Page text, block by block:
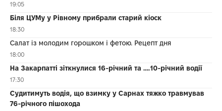
19:05
Біля ЦУМу у Рівному прибрали старий кіоск
18:30
Салат із молодим горошком і фетою. Рецепт дня
18:00
На Закарпатті зіткнулися 16-річний та ….10-річний водії
17:30
Судитимуть водія, що взимку у Сарнах тяжко травмував
76-річного пішохода